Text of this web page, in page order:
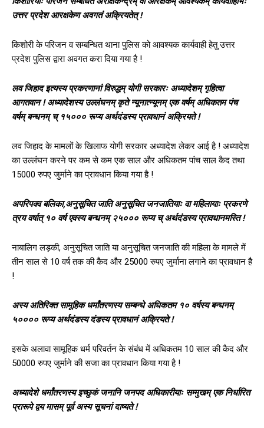
उत्तर प्रदेश आरक्षकेण अवगतं अक्रियतेत् !
किशोरी के परिजन व सम्बन्धित थाना पुलिस को आवश्यक कार्यवाही हेतु उत्तर
प्रदेश पुलिस द्वारा अवगत करा दिया गया है !
लव जिहाद इत्यस्य प्रकरणानां विरुद्धम् योगी सरकारः अध्यादेशम् गृहित्वा
आगतवान ! अध्यादेशस्य उल्लंघनम् कृते न्यूनात्न्यूनम् एक वर्षम् अधिकतम पंच
वर्षम् बन्धनम् च् १५००० रूप्य अर्थदंडस्य प्रावधानं अक्रियते !
लव जिहाद के मामलों के खिलाफ योगी सरकार अध्यादेश लेकर आई है ! अध्यादेश
का उल्लंघन करने पर कम से कम एक साल और अधिकतम पांच साल कैद तथा
15000 रुपए जुर्माने का प्रावधान किया गया है !
अपरिपक्व बलिका,अनुसूचित जाति अनुसूचित जनजातियाः वा महिलायाः प्रकरणे
त्रय वर्षात् १० वर्ष एवस्य बन्धनम् २५००० रूप्य च् अर्थदंडस्य प्रावधानमस्ति !
नाबालिग लड़की, अनुसूचित जाति या अनुसूचित जनजाति की महिला के मामले में
तीन साल से 10 वर्ष तक की कैद और 25000 रुपए जुर्माना लगाने का प्रावधान है
!
अस्य अतिरिक्त सामूहिक धर्मांतरणस्य सम्बन्धे अधिकतम १० वर्षस्य बन्धनम्
५०००० रूप्य अर्थदंडस्य दंडस्य प्रावधानं अक्रियते !
इसके अलावा सामूहिक धर्म परिवर्तन के संबंध में अधिकतम 10 साल की कैद और
50000 रुपए जुर्माने की सजा का प्रावधान किया गया है !
अध्यादेशे धर्मांतरणस्य इच्छुकं जनानि जनपद अधिकारीयाः सम्मुखम् एक निर्धारित
प्रारूपे द्वय मासम् पूर्व अस्य सूचनां दाष्यते !